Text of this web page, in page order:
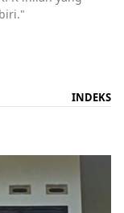
INDEKS